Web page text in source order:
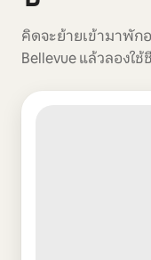
คิดจะย้ายเข้ามาพัก
Bellevue แล้วลองใ